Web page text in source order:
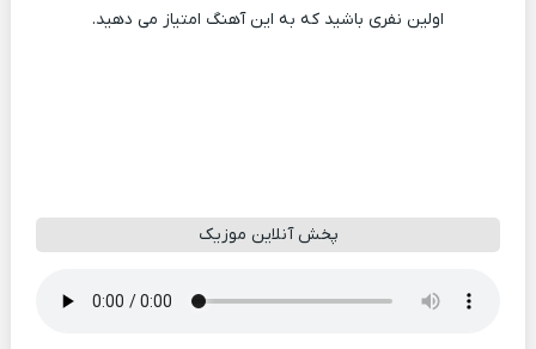
اولین نفری باشید که به این آهنگ امتیاز می دهید.
پخش آنلاین موزیک